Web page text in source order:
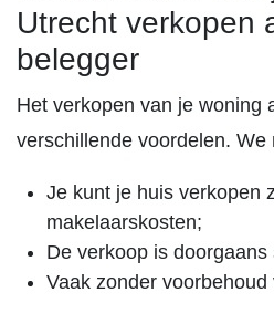
Utrecht verkopen
belegger
Het verkopen van je woning
verschillende voordelen. We
Je kunt je huis verkopen
makelaarskosten;
De verkoop is
Vaak zonder